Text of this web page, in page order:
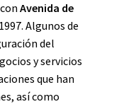
Avenida de
Algunos de
del
y servicios
que han
así como